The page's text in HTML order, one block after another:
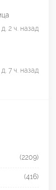
д. 2 ч. назад
д. 7 ч. назад
(2209)
(416)